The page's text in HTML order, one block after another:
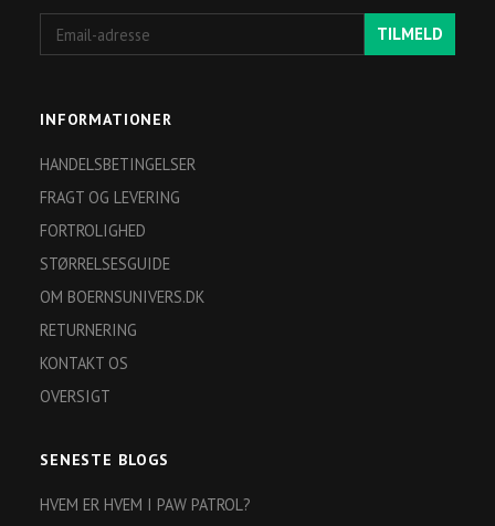
adresse
TILMELD
INFORMATIONER
HANDELSBETINGELSER
FRAGT OG LEVERING
FORTROLIGHED
STØRRELSESGUIDE
OM BOERNSUNIVERS.DK
RETURNERING
KONTAKT OS
OVERSIGT
SENESTE BLOGS
HVEM ER HVEM I PAW PATROL?